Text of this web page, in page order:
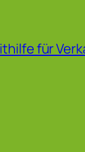
für